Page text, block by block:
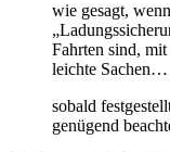
wie gesagt,
Fahrten sind,
leichte Sachen…
sobald
genügend